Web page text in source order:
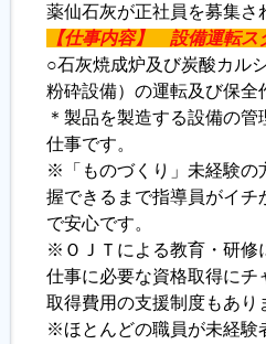
薬仙石灰が正社員を募集さ
【仕事内容】
設備運転ス
○石灰焼成炉及び炭酸カル
粉砕設備）の運転及び保全
＊製品を製造する設備の
仕事です。
※「ものづくり」未経験の
握できるまで指導員がイチ
で安心です。
※ＯＪＴによる教育・研修
仕事に必要な資格取得にチ
取得費用の支援制度もあり
※ほとんどの職員が未経験